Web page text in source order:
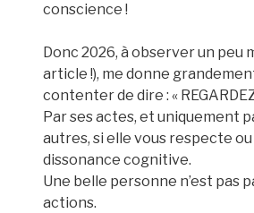
conscience !
Donc 2026, à observer un peu
article !), me donne
contenter de dire : « REGARDEZ
Par ses actes, et uniquement
autres, si elle vous respecte
dissonance cognitive.
Une belle personne n’est pas
actions.